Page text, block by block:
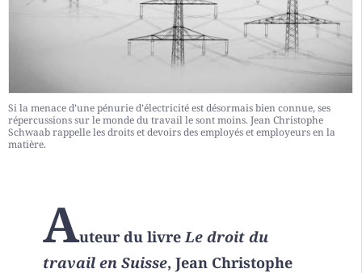
Si la menace d’une pénurie d’électricité est désormais bien connue, ses
répercussions sur le monde du travail le sont moins. Jean Christophe
Schwaab rappelle les droits et devoirs des employés et employeurs en la
matière.
Auteur du livre Le droit du
travail en Suisse, Jean Christophe